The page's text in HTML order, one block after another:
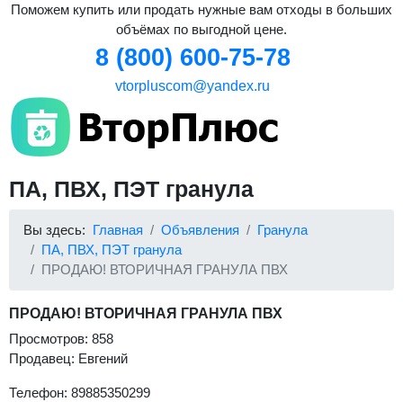
Поможем купить или продать нужные вам отходы в больших
объёмах по выгодной цене.
8 (800) 600-75-78
vtorpluscom@yandex.ru
ПА, ПВХ, ПЭТ гранула
Вы здесь: Главная Объявления
Гранула
ПА, ПВХ, ПЭТ гранула
ПРОДАЮ! ВТОРИЧНАЯ ГРАНУЛА ПВХ
ПРОДАЮ! ВТОРИЧНАЯ ГРАНУЛА ПВХ
Просмотров: 858
Продавец: Евгений
Телефон: 89885350299